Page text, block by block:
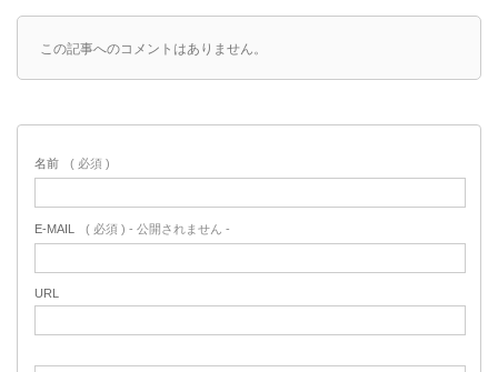
この記事へのコメントはありません。
名前 ( 必須 )
E-MAIL ( 必須 ) - 公開されません -
URL